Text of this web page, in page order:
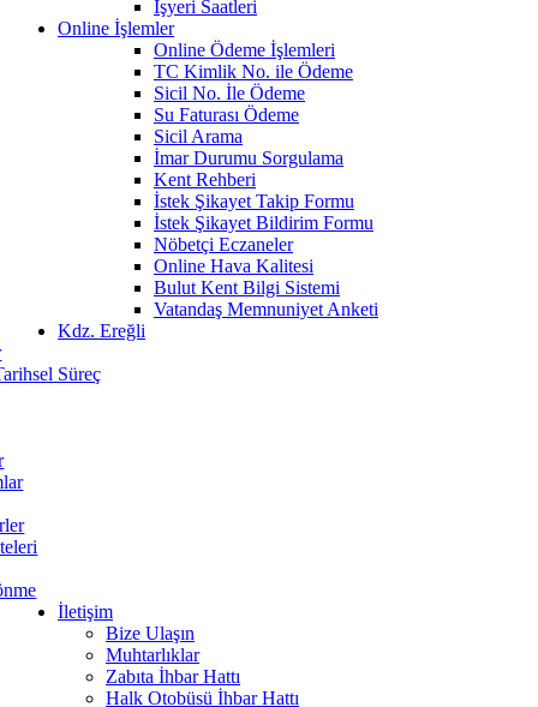
İşyeri Saatleri
Online İşlemler
Online Ödeme İşlemleri
TC Kimlik No. ile Ödeme
Sicil No. İle Ödeme
Su Faturası Ödeme
Sicil Arama
İmar Durumu Sorgulama
Kent Rehberi
İstek Şikayet Takip Formu
İstek Şikayet Bildirim Formu
Nöbetçi Eczaneler
Online Hava Kalitesi
Bulut Kent Bilgi Sistemi
Vatandaş Memnuniyet Anketi
Kdz. Ereğli
Süreç
İletişim
Bize Ulaşın
Muhtarlıklar
Zabıta İhbar Hattı
Halk Otobüsü İhbar Hattı